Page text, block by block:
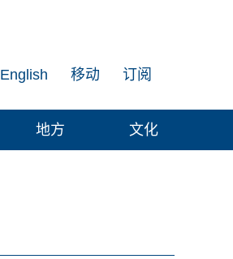
订阅
移动
English
地方 文化